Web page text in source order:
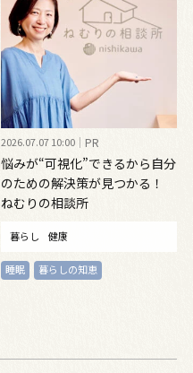
2026.07.07 10:00 PR
悩みが“可視化”できるから自分
のための解決策が見つかる！
ねむりの相談所
暮らし 健康
睡眠 暮らしの知恵